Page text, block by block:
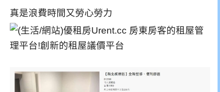
真是浪費時間又勞心勞力